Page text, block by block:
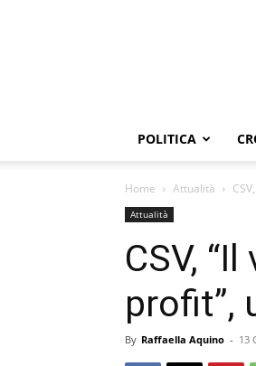
POLITICA
Home Attualità
Attualità
CSV,
profit”,
By Raffaella Aquino - 13